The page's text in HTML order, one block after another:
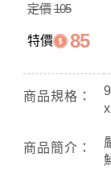
定價105
特價 85
商品規格：
商品簡介：